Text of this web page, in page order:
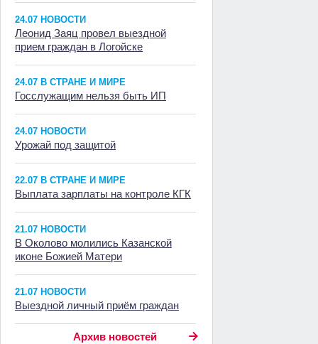
24.07 НОВОСТИ
Леонид Заяц провел выездной
прием граждан в Логойске
24.07 В СТРАНЕ И МИРЕ
Госслужащим нельзя быть ИП
24.07 НОВОСТИ
Урожай под защитой
22.07 В СТРАНЕ И МИРЕ
Выплата зарплаты на контроле КГК
21.07 НОВОСТИ
В Околово молились Казанской
иконе Божией Матери
21.07 НОВОСТИ
Выездной личный приём граждан
Архив новостей